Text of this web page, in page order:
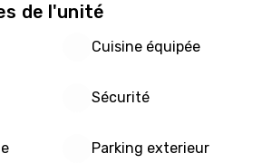
de l'unité
Cuisine équipée
Sécurité
Parking exterieur